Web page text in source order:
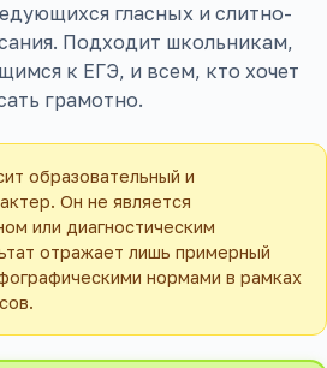
гласных и слитно-
Подходит школьникам,
к ЕГЭ, и всем, кто хочет
грамотно.
образовательный и
Он не является
или диагностическим
отражает лишь примерный
нормами в рамках